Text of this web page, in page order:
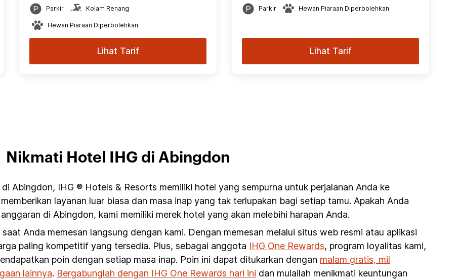
Parkir Kolam Renang
Hewan Piaraan Diperbolehkan
Lihat Tarif
Parkir Hewan Piaraan Diperbolehkan
Lihat Tarif
Nikmati Hotel IHG di Abingdon
Abingdon, IHG ® Hotels & Resorts memiliki hotel yang sempurna untuk perjalanan Anda ke
layanan luar biasa dan masa inap yang tak terlupakan bagi setiap tamu. Apakah Anda
di Abingdon, kami memiliki merek hotel yang akan melebihi harapan Anda.
Anda memesan langsung dengan kami. Dengan memesan melalui situs web resmi atau aplikasi
paling kompetitif yang tersedia. Plus, sebagai anggota IHG One Rewards, program loyalitas kami,
poin dengan setiap masa inap. Poin ini dapat ditukarkan dengan malam gratis, mil
lainnya. Bergabunglah dengan IHG One Rewards hari ini dan mulailah menikmati keuntungan